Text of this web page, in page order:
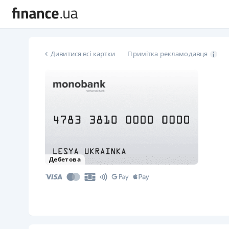
Дивитися всі картки Примітка рекламодавця
Дебетова